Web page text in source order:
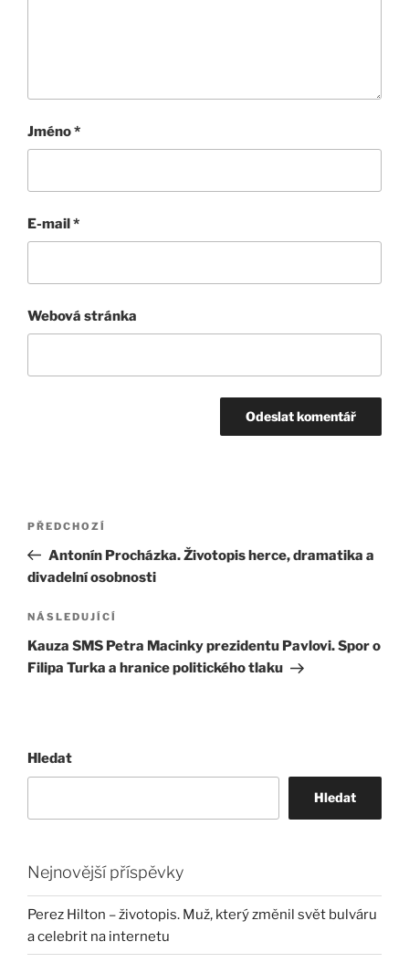
Jméno*
E-mail*
Webová stránka
Navigace
příspěvek
Předchozí
příspěvek
PŘEDCHOZÍ
Antonín Procházka. Životopis herce, dramatika a
divadelní osobnosti
Následující
příspěvek
NÁSLEDUJÍCÍ
Kauza SMS Petra Macinky prezidentu Pavlovi. Spor o
Filipa Turka a hranice politického tlaku
Hledat
Hledat
Nejnovější příspěvky
Perez Hilton – životopis. Muž, který změnil svět bulváru
a celebrit na internetu